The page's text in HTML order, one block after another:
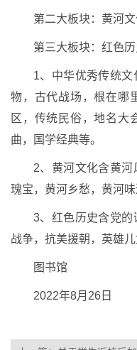
第二大板块：黄河
第三大板块：红色历
1、中华优秀传统文
物，古代战场，根在哪
区，传统民俗，地名大
曲，国学经典等。
2、黄河文化含黄
瑰宝，黄河乡愁，黄河味
3、红色历史含党
战争，抗美援朝，英雄儿
图书馆
2022年8月26日